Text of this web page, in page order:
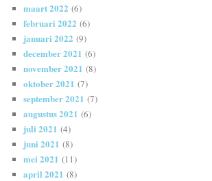
maart 2022 (6)
februari 2022 (6)
januari 2022 (9)
december 2021 (6)
november 2021 (8)
oktober 2021 (7)
september 2021 (7)
augustus 2021 (6)
juli 2021 (4)
juni 2021 (8)
mei 2021 (11)
april 2021 (8)